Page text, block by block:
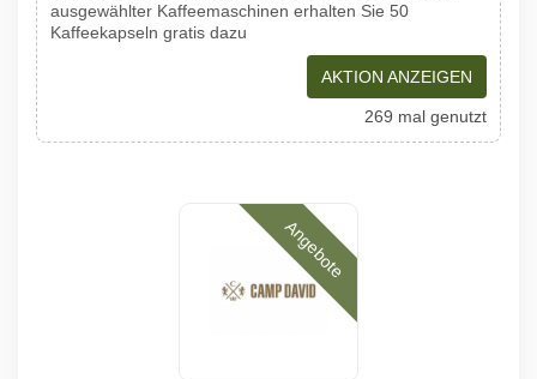
ausgewählter Kaffeemaschinen erhalten Sie 50
Kaffeekapseln gratis dazu
AKTION ANZEIGEN
269 mal genutzt
Angebote